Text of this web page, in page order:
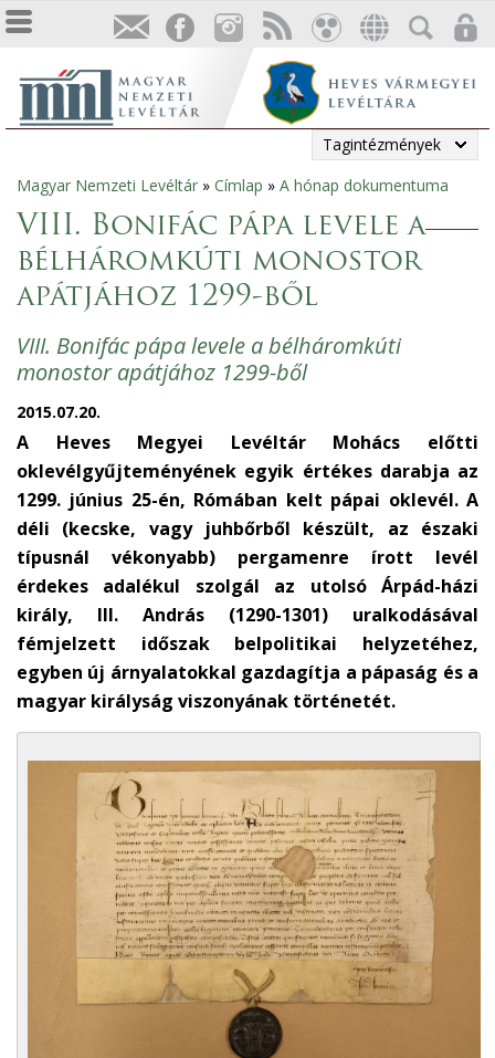
Tagintézmények
Jelenlegi
hely
Magyar Nemzeti Levéltár » Címlap » A hónap dokumentuma
VIII. Bonifác pápa levele a
bélháromkúti monostor
apátjához 1299-ből
VIII. Bonifác pápa levele a bélháromkúti
monostor apátjához 1299-ből
2015.07.20.
A Heves Megyei Levéltár Mohács előtti
oklevélgyűjteményének egyik értékes darabja az
1299. június 25-én, Rómában kelt pápai oklevél. A
déli (kecske, vagy juhbőrből készült, az északi
típusnál vékonyabb) pergamenre írott levél
érdekes adalékul szolgál az utolsó Árpád-házi
király, III. András (1290-1301) uralkodásával
fémjelzett időszak belpolitikai helyzetéhez,
egyben új árnyalatokkal gazdagítja a pápaság és a
magyar királyság viszonyának történetét.